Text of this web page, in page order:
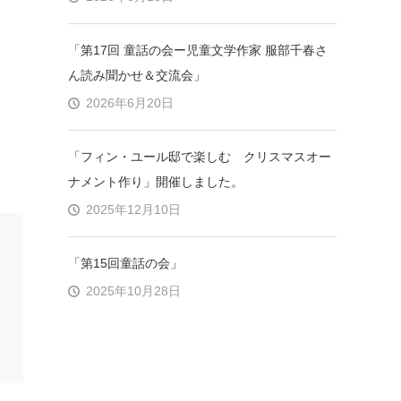
「第17回 童話の会ー児童文学作家 服部千春さ
ん読み聞かせ＆交流会」
2026年6月20日
「フィン・ユール邸で楽しむ クリスマスオー
ナメント作り」開催しました。
2025年12月10日
「第15回童話の会」
2025年10月28日